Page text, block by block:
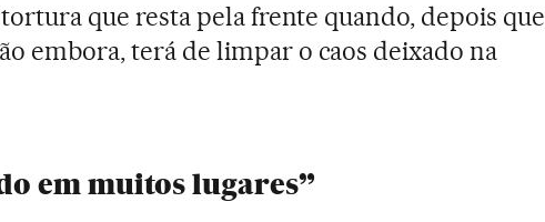
que resta pela frente quando, depois que
embora, terá de limpar o caos deixado na
em muitos lugares”